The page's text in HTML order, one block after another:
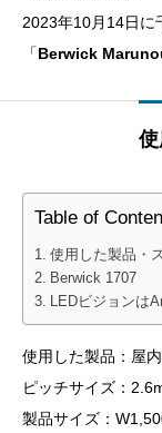
2023年10月14日に
「Berwick
Table of
使用した製品・
Berwick 1707
LEDビジョンは
使用した製品：屋
ピッチサイズ：
製品サイズ：